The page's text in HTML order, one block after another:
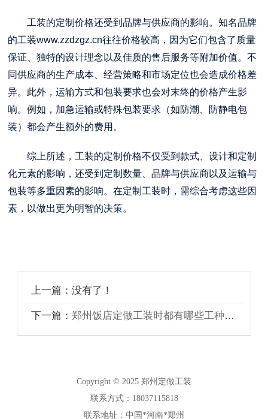
工装的定制价格还受到品牌与供应商的影响。知名品牌
的工装www.zzdzgz.cn往往价格较高，因为它们包含了质量
保证、独特的设计理念以及佳质的售后服务等附加价值。不
同供应商的生产成本、经营策略和市场定位也会造成价格差
异。此外，运输方式和包装要求也会对末终的价格产生影
响。例如，加急运输或特殊包装要求（如防潮、防静电包
装）都会产生额外的费用。
综上所述，工装的定制价格不仅受到款式、设计和定制
化元素的影响，还受到定制数量、品牌与供应商以及运输与
包装等多重因素的影响。在定制工装时，需综合考虑这些因
素，以做出更为明智的决策。
上一篇：没有了！
下一篇：郑州饭店定做工装时都有哪些工种样式
Copyright © 2025 郑州定做工装
联系方式：18037115818
联系地址：中国*河南*郑州